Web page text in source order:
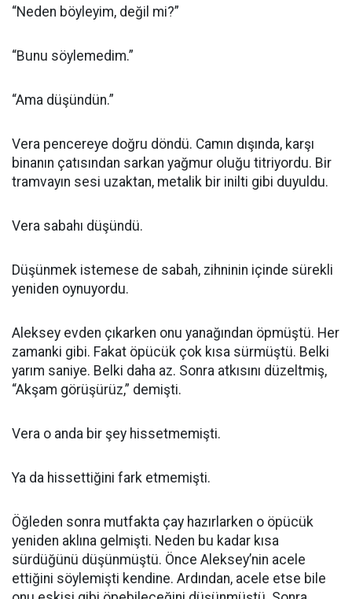
“Neden böyleyim, değil mi?”
“Bunu söylemedim.”
“Ama düşündün.”
Vera pencereye doğru döndü. Camın dışında, karşı
binanın çatısından sarkan yağmur oluğu titriyordu. Bir
tramvayın sesi uzaktan, metalik bir inilti gibi duyuldu.
Vera sabahı düşündü.
Düşünmek istemese de sabah, zihninin içinde sürekli
yeniden oynuyordu.
Aleksey evden çıkarken onu yanağından öpmüştü. Her
zamanki gibi. Fakat öpücük çok kısa sürmüştü. Belki
yarım saniye. Belki daha az. Sonra atkısını düzeltmiş,
“Akşam görüşürüz,” demişti.
Vera o anda bir şey hissetmemişti.
Ya da hissettiğini fark etmemişti.
Öğleden sonra mutfakta çay hazırlarken o öpücük
yeniden aklına gelmişti. Neden bu kadar kısa
sürdüğünü düşünmüştü. Önce Aleksey’nin acele
ettiğini söylemişti kendine. Ardından, acele etse bile